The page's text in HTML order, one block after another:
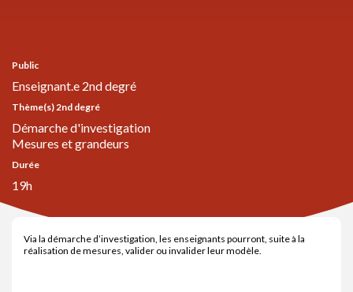
Public
Enseignant.e 2nd degré
Thème(s) 2nd degré
Démarche d'investigation
Mesures et grandeurs
Durée
19h
Via la démarche d’investigation, les enseignants pourront, suite à la
réalisation de mesures, valider ou invalider leur modèle.